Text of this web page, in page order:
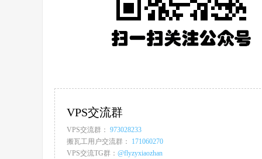
VPS交流群
VPS交流群： 973028233
搬瓦工用户交流群： 171060270
VPS交流TG群： @flyzyxiaozhan